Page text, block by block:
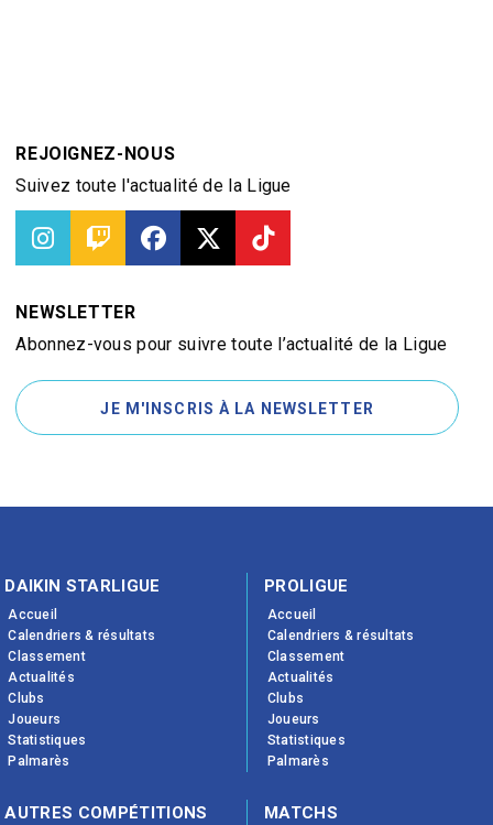
REJOIGNEZ-NOUS
Suivez toute l'actualité de la Ligue
NEWSLETTER
Abonnez-vous pour suivre toute l’actualité de la Ligue
JE M'INSCRIS À LA NEWSLETTER
DAIKIN STARLIGUE
Accueil
Calendriers & résultats
Classement
Actualités
Clubs
Joueurs
Statistiques
Palmarès
PROLIGUE
Accueil
Calendriers & résultats
Classement
Actualités
Clubs
Joueurs
Statistiques
Palmarès
AUTRES COMPÉTITIONS MATCHS